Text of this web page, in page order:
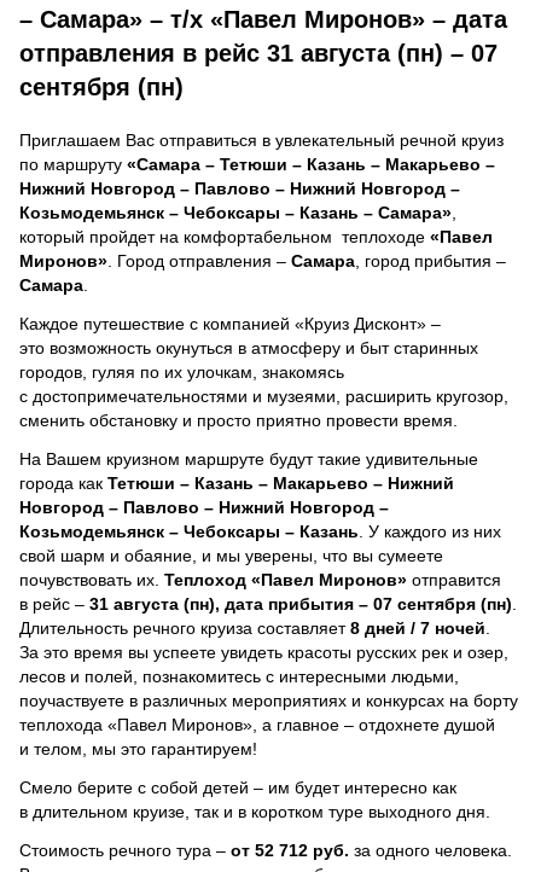
– Самара» – т/х «Павел Миронов» – дата
отправления в рейс 31 августа (пн) – 07
сентября (пн)
Приглашаем Вас отправиться в увлекательный речной круиз
по маршруту «Самара – Тетюши – Казань – Макарьево –
Нижний Новгород – Павлово – Нижний Новгород –
Козьмодемьянск – Чебоксары – Казань – Самара»
который пройдет на комфортабельном теплоходе «Павел
Миронов» . Город отправления – Самара , город прибытия –
Самара
Каждое путешествие с компанией «Круиз Дисконт» –
это возможность окунуться в атмосферу и быт старинных
городов, гуляя по их улочкам, знакомясь
с достопримечательностями и музеями, расширить кругозор,
сменить обстановку и просто приятно провести время.
На Вашем круизном маршруте будут такие удивительные
города как Тетюши – Казань – Макарьево – Нижний
Новгород – Павлово – Нижний Новгород –
Козьмодемьянск – Чебоксары – Казань . У каждого из них
свой шарм и обаяние, и мы уверены, что вы сумеете
почувствовать их. Теплоход «Павел Миронов» отправится
в рейс – 31 августа (пн), дата прибытия – 07 сентября (пн)
Длительность речного круиза составляет8 дней / 7 ночей
За это время вы успеете увидеть красоты русских рек и озер,
лесов и полей, познакомитесь с интересными людьми,
поучаствуете в различных мероприятиях и конкурсах на борту
теплохода «Павел Миронов», а главное – отдохнете душой
и телом, мы это гарантируем!
Смело берите с собой детей – им будет интересно как
в длительном круизе, так и в коротком туре выходного дня.
Стоимость речного тура – от 52 712 руб. за одного человека.